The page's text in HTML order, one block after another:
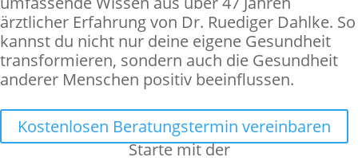
ärztlicher Erfahrung von Dr. Ruediger Dahlke. So
kannst du nicht nur deine eigene Gesundheit
transformieren, sondern auch die Gesundheit
anderer Menschen positiv beeinflussen.
Kostenlosen Beratungstermin vereinbaren
Starte mit der